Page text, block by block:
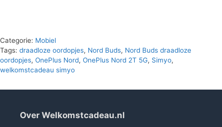
Categorie: Mobiel
Tags: draadloze oordopjes, Nord Buds, Nord Buds draadloze
oordopjes, OnePlus Nord, OnePlus Nord 2T 5G, Simyo,
welkomstcadeau simyo
Over Welkomstcadeau.nl